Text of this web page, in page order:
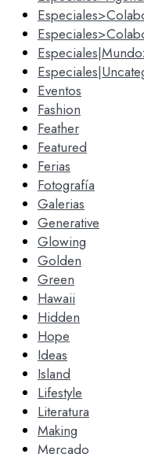
Eventos
Fashion
Feather
Featured
Ferias
Fotografía
Galerias
Generative
Glowing
Golden
Green
Hawaii
Hidden
Hope
Ideas
Island
Lifestyle
Literatura
Making
Mercado